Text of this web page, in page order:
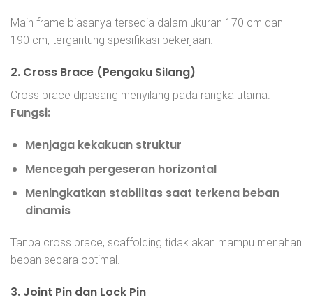
Main frame biasanya tersedia dalam ukuran 170 cm dan
190 cm, tergantung spesifikasi pekerjaan.
2. Cross Brace (Pengaku Silang)
Cross brace dipasang menyilang pada rangka utama.
Fungsi:
Menjaga kekakuan struktur
Mencegah pergeseran horizontal
Meningkatkan stabilitas saat terkena beban
dinamis
Tanpa cross brace, scaffolding tidak akan mampu menahan
beban secara optimal.
3. Joint Pin dan Lock Pin